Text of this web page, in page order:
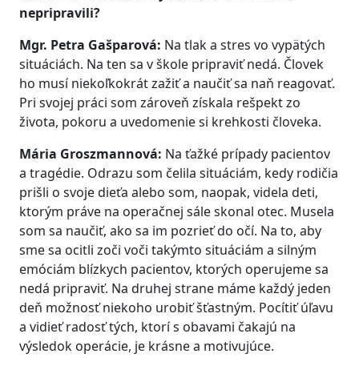
nepripravili?
Mgr. Petra Gašparová: Na tlak a stres vo vypätých
situáciách. Na ten sa v škole pripraviť nedá. Človek
ho musí niekoľkokrát zažiť a naučiť sa naň reagovať.
Pri svojej práci som zároveň získala rešpekt zo
života, pokoru a uvedomenie si krehkosti človeka.
Mária Groszmannová: Na ťažké prípady pacientov
a tragédie. Odrazu som čelila situáciám, kedy rodičia
prišli o svoje dieťa alebo som, naopak, videla deti,
ktorým práve na operačnej sále skonal otec. Musela
som sa naučiť, ako sa im pozrieť do očí. Na to, aby
sme sa ocitli zoči voči takýmto situáciám a silným
emóciám blízkych pacientov, ktorých operujeme sa
nedá pripraviť. Na druhej strane máme každý jeden
deň možnosť niekoho urobiť šťastným. Pocítiť úľavu
a vidieť radosť tých, ktorí s obavami čakajú na
výsledok operácie, je krásne a motivujúce.